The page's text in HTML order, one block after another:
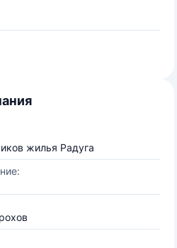
жилья Радуга